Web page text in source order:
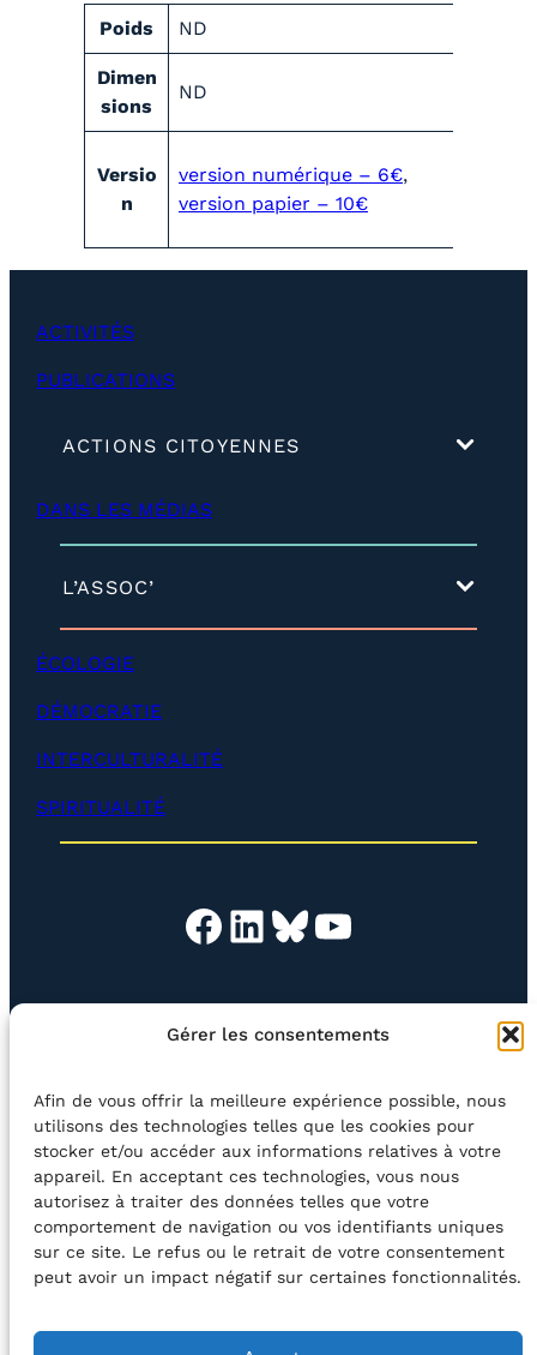
Gérer les consentements
Afin de vous offrir la meilleure expérience possible, nous
utilisons des technologies telles que les cookies pour
stocker et/ou accéder aux informations relatives à votre
appareil. En acceptant ces technologies, vous nous
autorisez à traiter des données telles que votre
comportement de navigation ou vos identifiants uniques
sur ce site. Le refus ou le retrait de votre consentement
peut avoir un impact négatif sur certaines fonctionnalités.
5
A
t
t
r
b
V
a
l
u
r
Poids ND
Dimen
sions
ND
Versio
n
version numérique – 6€,
version papier – 10€
ACTIVITÉS
PUBLICATIONS
ACTIONS CITOYENNES
p
DANS LES MÉDIAS
L’ASSOC’
é
l
o
p
e
r
)
ÉCOLOGIE
DÉMOCRATIE
INTERCULTURALITÉ
SPIRITUALITÉ
Facebook LinkedIn Bluesky YouTube
EN QUESTION BOUTIQUE NEWSLETTER
CONTACT
Rechercher
©2026 Centre Avec asblBE33 5230​ 8091​ 4546
avec le soutien de la Fédération Wallonie-Bruxelles